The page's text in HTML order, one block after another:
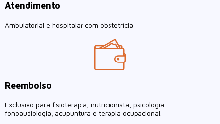
Atendimento
Ambulatorial e hospitalar com obstetrícia
Reembolso
Exclusivo para fisioterapia, nutricionista, psicologia,
fonoaudiologia, acupuntura e terapia ocupacional.